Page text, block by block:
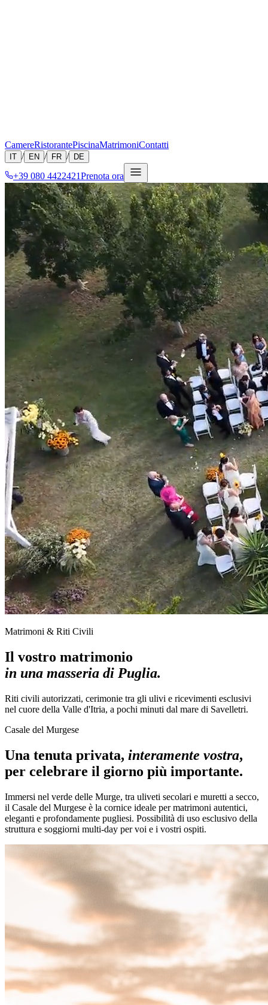
CamereRistorantePiscinaMatrimoniContatti
IT / EN / FR / DE
+39 080 4422421Prenota ora
Matrimoni & Riti Civili
Il vostro matrimonio
in una masseria di Puglia.
Riti civili autorizzati, cerimonie tra gli ulivi e ricevimenti esclusivi
nel cuore della Valle d'Itria, a pochi minuti dal mare di Savelletri.
Casale del Murgese
Una tenuta privata, interamente vostra,
per celebrare il giorno più importante.
Immersi nel verde delle Murge, tra uliveti secolari e muretti a secco,
il Casale del Murgese è la cornice ideale per matrimoni autentici,
eleganti e profondamente pugliesi. Possibilità di uso esclusivo della
struttura e soggiorni multi-day per voi e i vostri ospiti.